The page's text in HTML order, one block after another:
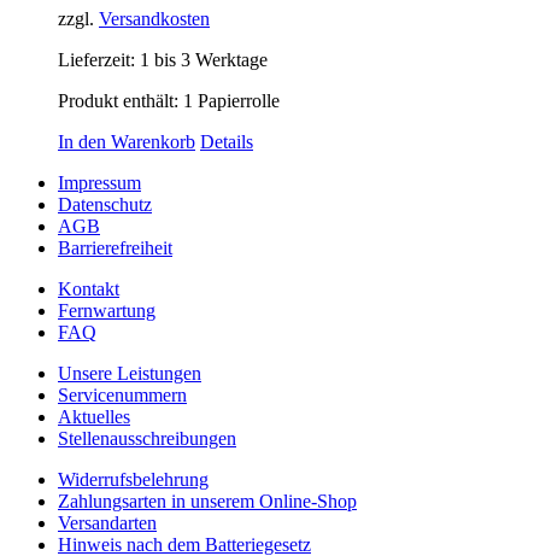
zzgl. Versandkosten
Lieferzeit: 1 bis 3 Werktage
Produkt enthält: 1 Papierrolle
In den Warenkorb Details
Impressum
Datenschutz
AGB
Barrierefreiheit
Kontakt
Fernwartung
FAQ
Unsere Leistungen
Servicenummern
Aktuelles
Stellenausschreibungen
Widerrufsbelehrung
Zahlungsarten in unserem Online-Shop
Versandarten
Hinweis nach dem Batteriegesetz